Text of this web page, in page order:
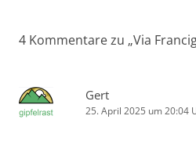
4 Kommentare zu „Via
Gert
25. April 2025 um 20:04